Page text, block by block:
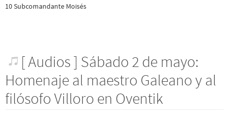
10 Subcomandante Moisés
[ Audios ] Sábado 2 de mayo:
Homenaje al maestro Galeano y al
filósofo Villoro en Oventik